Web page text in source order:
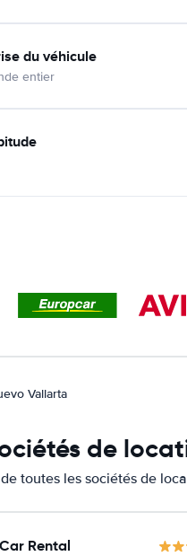
du véhicule
entier
Vallarta
de
toutes les sociétés de
Rental